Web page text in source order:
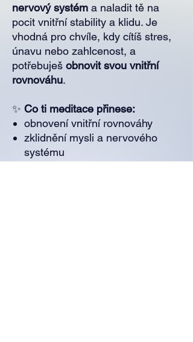
nervový systém a naladit tě na
pocit vnitřní stability a klidu. Je
vhodná pro chvíle, kdy cítíš stres,
únavu nebo zahlcenost, a
potřebuješ obnovit svou vnitřní
rovnováhu.
✨ Co ti meditace přinese:
obnovení vnitřní rovnováhy
zklidnění mysli a nervového
systému